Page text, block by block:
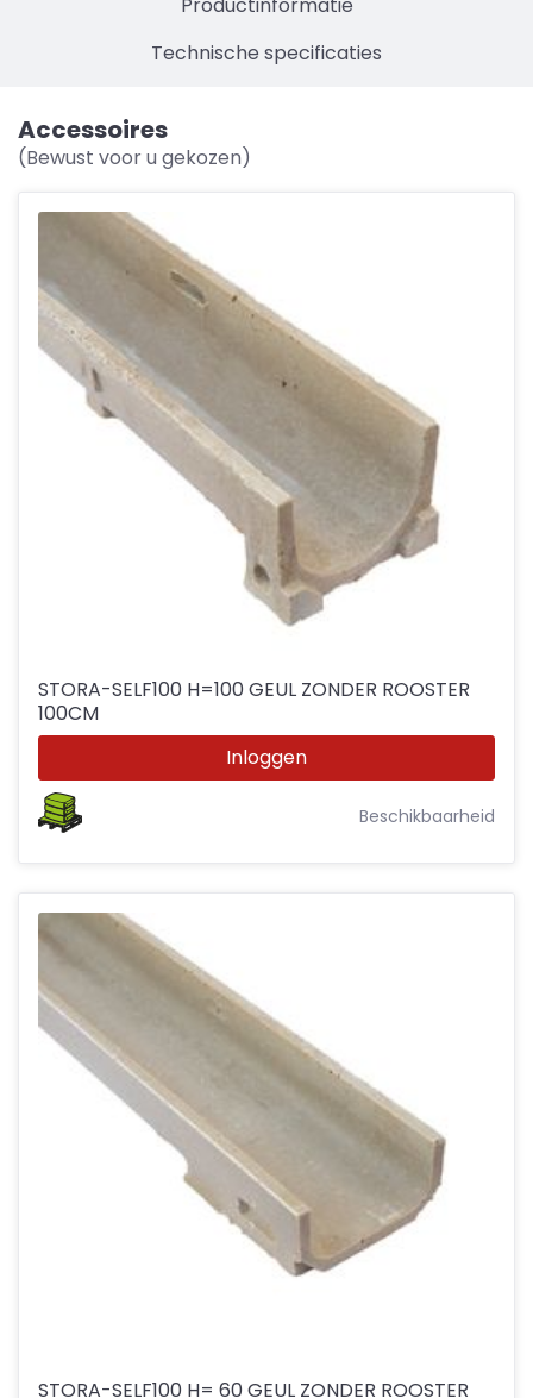
Technische specificaties
Accessoires
(Bewust voor u gekozen)
STORA-SELF100 H=100 GEUL ZONDER ROOSTER
100CM
Inloggen
Beschikbaarheid
STORA-SELF100 H= 60 GEUL ZONDER ROOSTER